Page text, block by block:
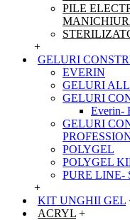
PILE
+
GELURI
EVERIN
GELURI
GELURI
Everin-
GELURI
POLYGEL
POLYGEL
PURE LINE-
+
KIT UNGHII GEL
ACRYL +